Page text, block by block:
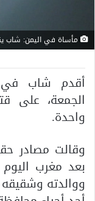
مأساة في اليمن: شاب ينهي حياة 4 من
أقدم شاب في
الجمعة، على
واحدة.
وقالت مصادر
بعد مغرب
ووالدته